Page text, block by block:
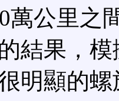
萬公里之
結果，模
明顯的